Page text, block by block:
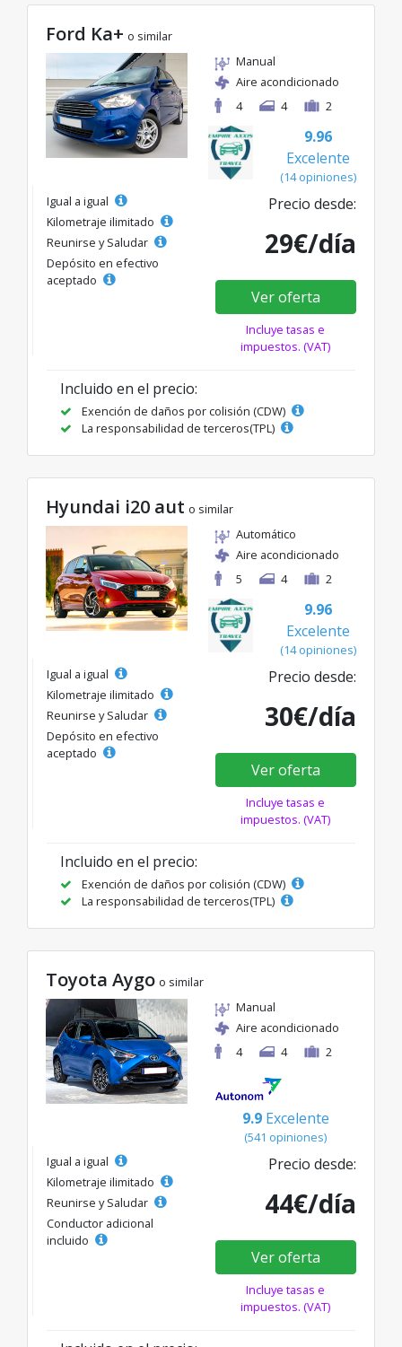
Ford Ka+ o similar
Manual
Aire acondicionado
4
4 2
9.96
Excelente
(14 opiniones)
Igual a igual
Kilometraje ilimitado
Reunirse y Saludar
Depósito en efectivo
aceptado
Precio desde:
29€/día
Ver oferta
Incluye tasas e
impuestos. (VAT)
Incluido en el precio:
Exención de daños por colisión (CDW)
La responsabilidad de terceros(TPL)
Hyundai i20 aut o similar
Automático
Aire acondicionado
5
4 2
9.96
Excelente
(14 opiniones)
Igual a igual
Kilometraje ilimitado
Reunirse y Saludar
Depósito en efectivo
aceptado
Precio desde:
30€/día
Ver oferta
Incluye tasas e
impuestos. (VAT)
Incluido en el precio:
Exención de daños por colisión (CDW)
La responsabilidad de terceros(TPL)
Toyota Aygo o similar
Manual
Aire acondicionado
4
4 2
9.9 Excelente
(541 opiniones)
Igual a igual
Kilometraje ilimitado
Reunirse y Saludar
Conductor adicional
incluido
Precio desde:
44€/día
Ver oferta
Incluye tasas e
impuestos. (VAT)